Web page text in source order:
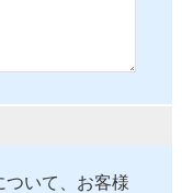
ついて、お客様